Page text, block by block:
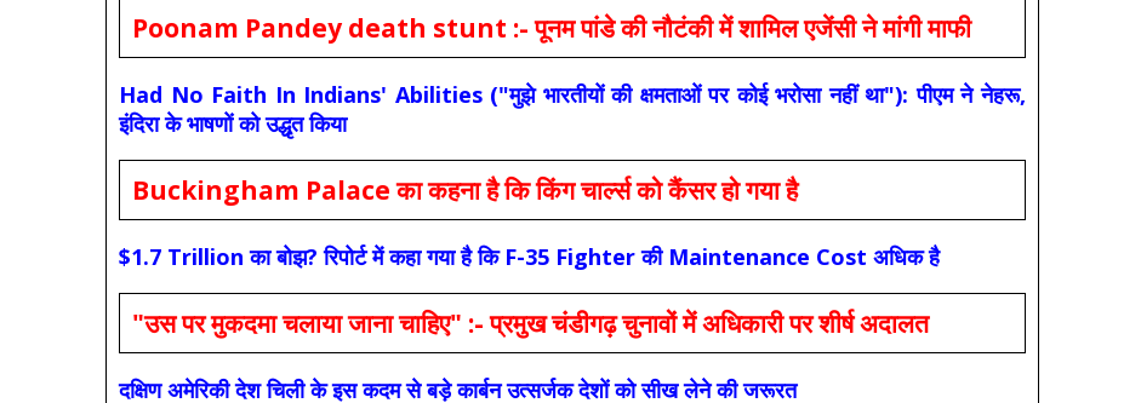
Poonam Pandey death stunt :- पूनम पांडे की नौटंकी में शामिल एजेंसी ने मांगी माफी
Had No Faith In Indians' Abilities ("मुझे भारतीयों की क्षमताओं पर कोई भरोसा नहीं था"): पीएम ने नेहरू,
इंदिरा के भाषणों को उद्धृत किया
Buckingham Palace का कहना है कि किंग चार्ल्स को कैंसर हो गया है
$1.7 Trillion का बोझ? रिपोर्ट में कहा गया है कि F-35 Fighter की Maintenance Cost अधिक है
"उस पर मुकदमा चलाया जाना चाहिए" :- प्रमुख चंडीगढ़ चुनावों में अधिकारी पर शीर्ष अदालत
दक्षिण अमेरिकी देश चिली के इस कदम से बड़े कार्बन उत्सर्जक देशों को सीख लेने की जरूरत